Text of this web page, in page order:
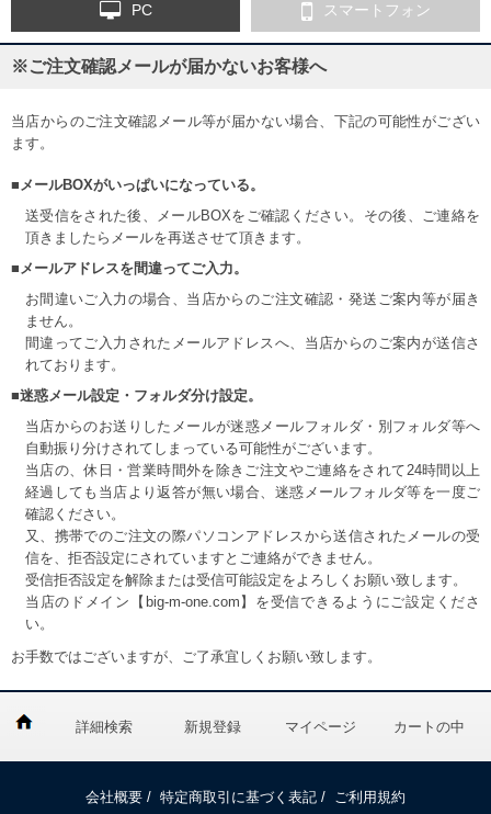
PC スマートフォン
※ご注文確認メールが届かないお客様へ
当店からのご注文確認メール等が届かない場合、下記の可能性がござい
ます。
■メールBOXがいっぱいになっている。
送受信をされた後、メールBOXをご確認ください。その後、ご連絡を
頂きましたらメールを再送させて頂きます。
■メールアドレスを間違ってご入力。
お間違いご入力の場合、当店からのご注文確認・発送ご案内等が届き
ません。
間違ってご入力されたメールアドレスへ、当店からのご案内が送信さ
れております。
■迷惑メール設定・フォルダ分け設定。
当店からのお送りしたメールが迷惑メールフォルダ・別フォルダ等へ
自動振り分けされてしまっている可能性がございます。
当店の、休日・営業時間外を除きご注文やご連絡をされて24時間以上
経過しても当店より返答が無い場合、迷惑メールフォルダ等を一度ご
確認ください。
又、携帯でのご注文の際パソコンアドレスから送信されたメールの受
信を、拒否設定にされていますとご連絡ができません。
受信拒否設定を解除または受信可能設定をよろしくお願い致します。
当店のドメイン【big-m-one.com】を受信できるようにご設定くださ
い。
お手数ではございますが、ご了承宜しくお願い致します。
詳細検索 新規登録 マイページ カートの中
会社概要 / 特定商取引に基づく表記 / ご利用規約